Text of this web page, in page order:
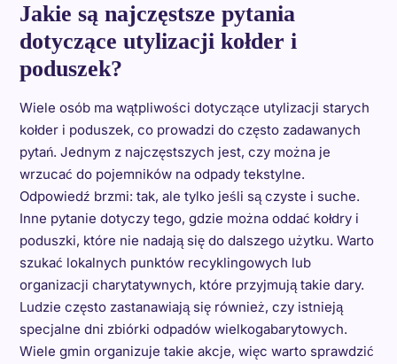
Jakie są najczęstsze pytania
dotyczące utylizacji kołder i
poduszek?
Wiele osób ma wątpliwości dotyczące utylizacji starych
kołder i poduszek, co prowadzi do często zadawanych
pytań. Jednym z najczęstszych jest, czy można je
wrzucać do pojemników na odpady tekstylne.
Odpowiedź brzmi: tak, ale tylko jeśli są czyste i suche.
Inne pytanie dotyczy tego, gdzie można oddać kołdry i
poduszki, które nie nadają się do dalszego użytku. Warto
szukać lokalnych punktów recyklingowych lub
organizacji charytatywnych, które przyjmują takie dary.
Ludzie często zastanawiają się również, czy istnieją
specjalne dni zbiórki odpadów wielkogabarytowych.
Wiele gmin organizuje takie akcje, więc warto sprawdzić